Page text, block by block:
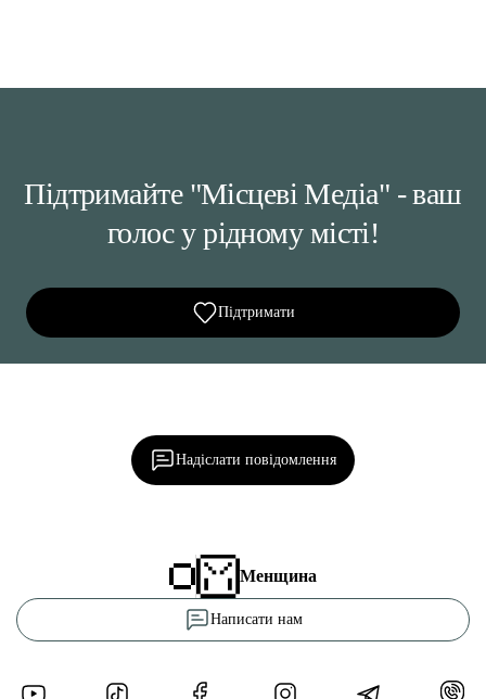
Підтримайте "Місцеві Медіа" - ваш
голос у рідному місті!
Підтримати
Надіслати повідомлення
Менщина
Написати нам